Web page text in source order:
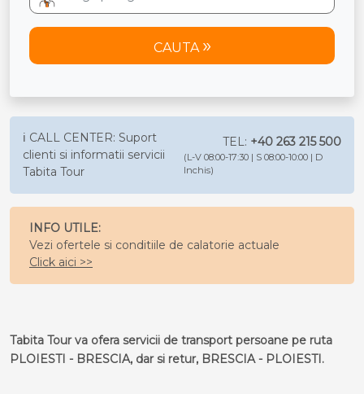
CAUTA
ℹ️ CALL CENTER: Suport
clienti si informatii servicii
Tabita Tour
TEL: +40 263 215 500
(L-V 08:00-17:30 | S 08:00-10:00 | D
Inchis)
INFO UTILE:
Vezi ofertele si conditiile de calatorie actuale
Click aici >>
Tabita Tour va ofera servicii de transport persoane pe ruta
PLOIESTI - BRESCIA, dar si retur, BRESCIA - PLOIESTI.